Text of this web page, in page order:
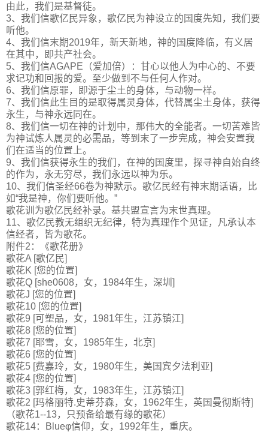
由此，我们是基督徒。
3、我们信歌亿民异象，歌亿民为神设立的国度先知，我们要
听他。
4、我们信末期2019年，新天新地，神的国度降临，有义居
在其中，即共产社会。
5、我们信AGAPE（爱加倍）：甘心以他人为中心的、不要
求记功和回报的爱。至少做到不与任何人作对。
6、我们信原罪，即源于尘土的身体，与动物一样。
7、我们信此生目的是取得属灵身体，代替属尘土身体，获得
永生，与神永远同在。
8、我们信一切在神的计划中，那伟大的全能者。一切苦难皆
为神试炼人属灵的必需品，等到末了一步完成，神会安置我
们在适当的位置上。
9、我们信获得永生的我们，在神的国度里，探寻神自始自终
的作为，永无穷尽，我们永远以神为乐。
10、我们信圣经66卷为神默示。歌亿民经有神末期话语，比
如“我是神，你们要听他。”
歌花训为歌亿民经补录。基共盟宣言为末世真理。
11、歌亿民教无组织无纪律，特为真理作个见证，凡承认本
信经者，皆为歌花。
附件2：《歌花册》
歌花A [歌亿民]
歌花K [您的位置]
歌花Q [she0608，女，1984年生，深圳]
歌花J [您的位置]
歌花10 [您的位置]
歌花9 [可塑品，女，1981年生，江苏镇江]
歌花8 [您的位置]
歌花7 [耶雪，女，1985年生，北京]
歌花6 [您的位置]
歌花5 [费嘉玲，女，1980年生，美国宾夕法利亚]
歌花4 [您的位置]
歌花3 [郭红梅，女，1983年生，江苏镇江]
歌花2 [玛格丽特.史蒂芬森，女，1962年生，英国曼彻斯特]
（歌花1--13，只预备给最有缘的歌花）
歌花14：Blueφ信仰，女，1992年生，重庆。